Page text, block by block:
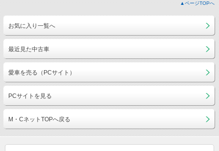
▲ページTOPへ
お気に入り一覧へ
最近見た中古車
愛車を売る（PCサイト）
PCサイトを見る
M・CネットTOPへ戻る